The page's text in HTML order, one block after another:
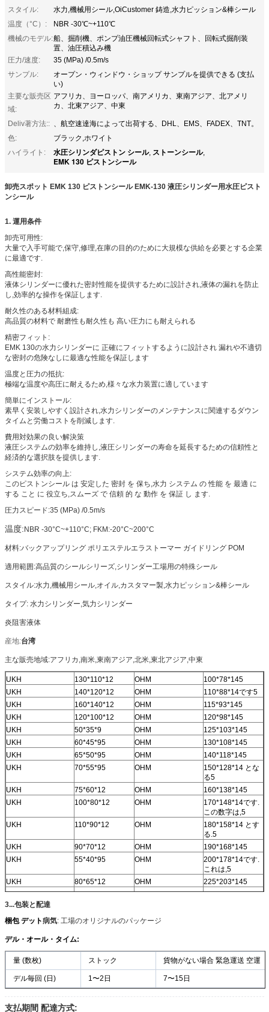
スタイル:
水力,機械用シール,OiCustomer 鋳造,水力ピッション&棒シール
温度（°C）:
NBR -30℃~+110℃
機械のモデル:船、掘削機、ポンプ油圧機械回転式シャフト、回転式掘削装
置、油圧積込み機
圧力/速度:
35 (MPa) /0.5m/s
サンプル:
オープン・ウィンドウ・ショップ サンプルを提供できる (支払
い)
主要な販売区
域:
アフリカ、ヨーロッパ、南アメリカ、東南アジア、北アメリ
カ、北東アジア、中東
Deliv著方法:: 、航空速達海によって出荷する、DHL、EMS、FADEX、TNT。
色:
ブラック,ホワイト
ハイライト:
水圧シリンダピストン シール, ストーンシール,
EMK 130 ピストンシール
卸売スポット EMK 130 ピストンシール EMK-130 液圧シリンダー用水圧ピスト
ンシール
1. 運用条件
卸売可用性:
大量で入手可能で,保守,修理,在庫の目的のために大規模な供給を必要とする企業
に最適です.
高性能密封:
液体シリンダーに優れた密封性能を提供するために設計され,液体の漏れを防止
し,効率的な操作を保証します.
耐久性のある材料組成:
高品質の材料で 耐磨性も耐久性も 高い圧力にも耐えられる
精密フィット:
EMK 130の水力シリンダーに 正確にフィットするように設計され 漏れや不適切
な密封の危険なしに最適な性能を保証します
温度と圧力の抵抗:
極端な温度や高圧に耐えるため,様々な水力装置に適しています
簡単にインストール:
素早く安装しやすく設計され,水力シリンダーのメンテナンスに関連するダウン
タイムと労働コストを削減します.
費用対効果の良い解決策
液圧システムの効率を維持し,液圧シリンダーの寿命を延長するための信頼性と
経済的な選択肢を提供します.
システム効率の向上:
このピストンシール は 安定した 密封 を 保ち,水力 システム の 性能 を 最適 に
する こと に 役立ち,スムーズ で 信頼 的 な 動作 を 保証 し ます.
圧力スピード:35 (MPa) /0.5m/s
温度:NBR -30°C~+110°C; FKM:-20°C~200°C
材料:バックアップリング ポリエステルエラストーマー ガイドリング POM
適用範囲:高品質のシールシリーズ,シリンダー工場用の特殊シール
スタイル:水力,機械用シール,オイル,カスタマー製,水力ピッション&棒シール
タイプ: 水力シリンダー,気力シリンダー
炎阻害液体
産地:台湾
主な販売地域:アフリカ,南米,東南アジア,北米,東北アジア,中東
UKH 130*110*12 OHM
100*78*145
UKH
140*120*12 OHM
110*88*14です5
UKH
160*140*12 OHM
115*93*145
UKH
120*100*12 OHM
120*98*145
UKH
50*35*9 OHM
125*103*145
UKH
60*45*95 OHM
130*108*145
UKH
65*50*95 OHM
140*118*145
UKH
70*55*95 OHM
150*128*14 とな
る5
UKH
75*60*12 OHM
160*138*145
UKH
100*80*12 OHM
170*148*14です.
この数字は,5
UKH
110*90*12 OHM
180*158*14 とす
る.5
UKH
90*70*12 OHM
190*168*145
UKH
55*40*95 OHM
200*178*14です.
これは,5
UKH
80*65*12 OHM
225*203*145
UKH
50*65*95 OHM
45*27*121
UKH
OHM
OHM
65*47*121
70*48*14 とする
OHM
80*58*145
3...包装と配達
梱包 デット病気: 工場のオリジナルのパッケージ
デル・オール・タイム:
量 (数枚) ストック 貨物がない場合 緊急運送 空運
デル毎回 (日) 1〜2日 7〜15日
支払期間 配達方式: